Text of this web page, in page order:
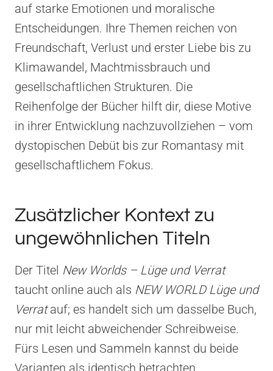
auf starke Emotionen und moralische
Entscheidungen. Ihre Themen reichen von
Freundschaft, Verlust und erster Liebe bis zu
Klimawandel, Machtmissbrauch und
gesellschaftlichen Strukturen. Die
Reihenfolge der Bücher hilft dir, diese Motive
in ihrer Entwicklung nachzuvollziehen – vom
dystopischen Debüt bis zur Romantasy mit
gesellschaftlichem Fokus.
Zusätzlicher Kontext zu
ungewöhnlichen Titeln
Der Titel New Worlds – Lüge und Verrat
taucht online auch als NEW WORLD Lüge und
Verratauf; es handelt sich um dasselbe Buch,
nur mit leicht abweichender Schreibweise.
Fürs Lesen und Sammeln kannst du beide
Varianten als identisch betrachten.